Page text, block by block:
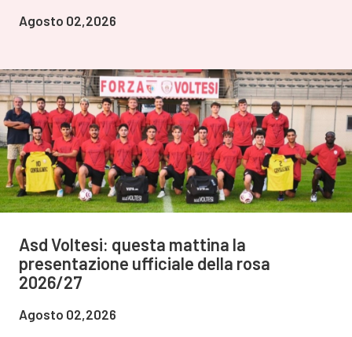
Agosto 02,2026
Asd Voltesi: questa mattina la
presentazione ufficiale della rosa
2026/27
Agosto 02,2026